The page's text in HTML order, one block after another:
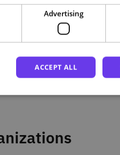
Advertising
ACCEPT ALL